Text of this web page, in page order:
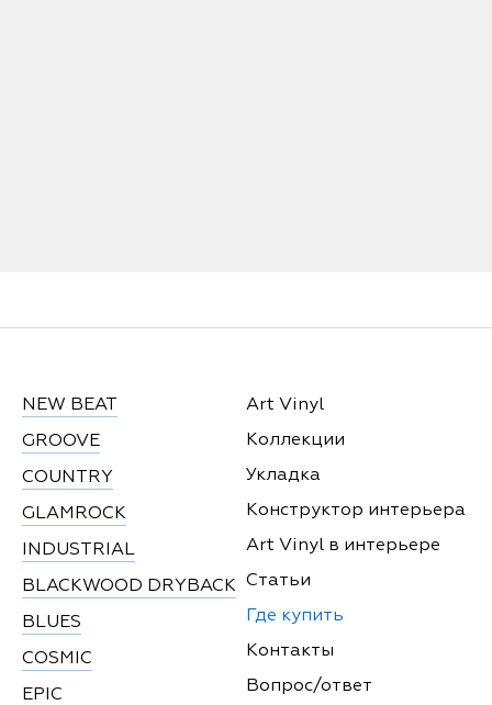
NEW BEAT
GROOVE
COUNTRY
GLAMROCK
INDUSTRIAL
BLACKWOOD DRYBACK
BLUES
COSMIC
EPIC
Art Vinyl
Коллекции
Укладка
Конструктор интерьера
Art Vinyl в интерьере
Статьи
Где купить
Контакты
Вопрос/ответ